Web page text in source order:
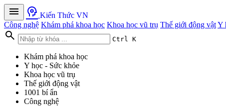
menu psychology Kiến Thức VN
Công nghệ Khám phá khoa học Khoa học vũ trụ Thế giới động vậtY
search Ctrl K
Khám phá khoa học
Y học - Sức khỏe
Khoa học vũ trụ
Thế giới động vật
1001 bí ẩn
Công nghệ